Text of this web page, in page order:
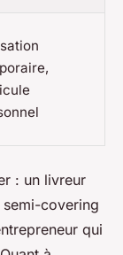
: un livreur
covering
qui